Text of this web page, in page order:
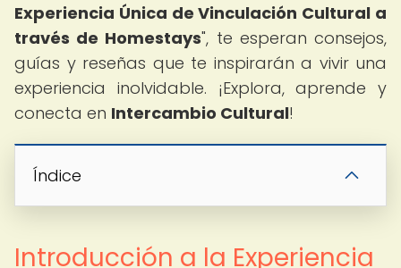
Experiencia Única de Vinculación Cultural a
través de Homestays", te esperan consejos,
guías y reseñas que te inspirarán a vivir una
experiencia inolvidable. ¡Explora, aprende y
conecta en Intercambio Cultural!
Índice
Introducción a la Experiencia